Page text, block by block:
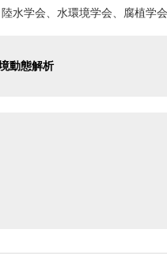
水学会、水環境学会、腐植学会
動態解析